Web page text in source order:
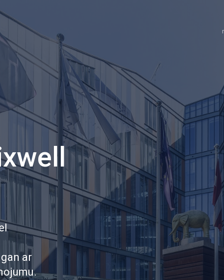
ar